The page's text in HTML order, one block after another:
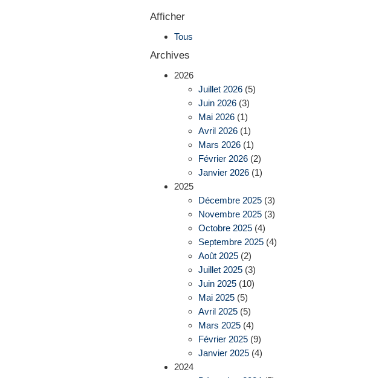
Afficher
Tous
Archives
2026
Juillet 2026(5)
Juin 2026(3)
Mai 2026(1)
Avril 2026(1)
Mars 2026(1)
Février 2026(2)
Janvier 2026(1)
2025
Décembre 2025(3)
Novembre 2025(3)
Octobre 2025(4)
Septembre 2025(4)
Août 2025(2)
Juillet 2025(3)
Juin 2025(10)
Mai 2025(5)
Avril 2025(5)
Mars 2025(4)
Février 2025(9)
Janvier 2025(4)
2024